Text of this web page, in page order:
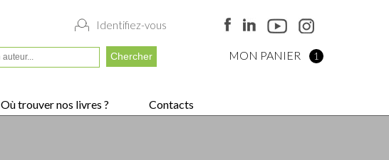
Identifiez-vous
MON PANIER 1
Où trouver nos livres ?
Contacts